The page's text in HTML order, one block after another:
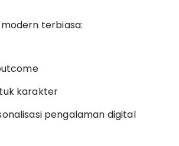
terbiasa:
karakter
pengalaman digital